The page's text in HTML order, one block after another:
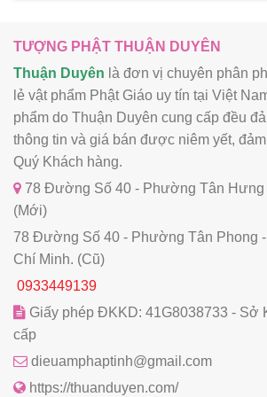
TƯỢNG PHẬT THUẬN DUYÊN
Thuận Duyên là đơn vị chuyên phân
lẻ vật phẩm Phật Giáo uy tín tại Việt
phẩm do Thuận Duyên cung cấp đều
thông tin và giá bán được niêm yết,
Quý Khách hàng.
78 Đường Số 40 - Phường Tân Hưng
(Mới)
78 Đường Số 40 - Phường Tân Phong
Chí Minh. (Cũ)
0933449139
Giấy phép ĐKKD: 41G8038733 - Sở
cấp
dieuamphaptinh@gmail.com
https://thuanduyen.com/